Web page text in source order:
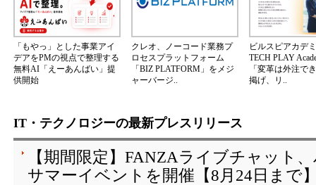
「もやっ」とした事業アイ
デアをPMの視点で整理する
無料AI「えーあんばい」提
供開始
クレオ、ノーコード業務プ
ロセスプラットフォーム
「BIZ PLATFORM」をメジ
ャーバージ..
ビルスピアカデ
TECH PLAY
「変革は外注で
掲げ、リ..
IT・テクノロジーの最新プレスリリース
【期間限定】FANZAライブチャット
サマーイベントを開催【8月24日まで